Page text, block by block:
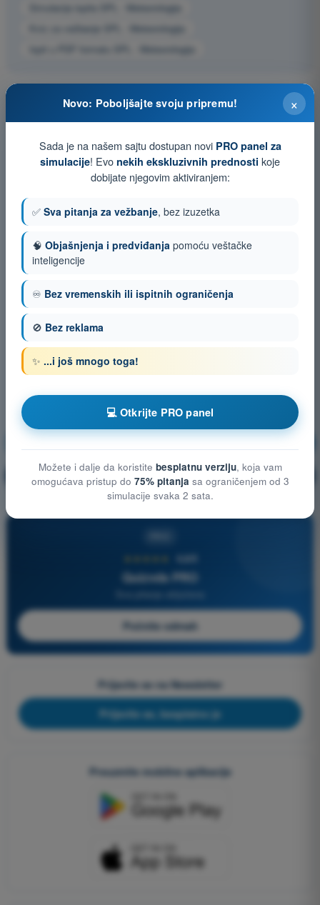
Simulacija ispita SPL - Meteorologija
Kviz za vežbanje SPL - Meteorologija
Ispit u PDF formatu SPL - Meteorologija
🔒 PRO Objašnjenje pitanja
4,6/5
Quizvds PRO
Počnite odmah
Prijavite se na Newsletter
Prijavite se, besplatno je
Preuzmite mobilne aplikacije
×
Novo: Poboljšajte svoju pripremu!
Sada je na našem sajtu dostupan novi PRO panel za
simulacije! Evo nekih ekskluzivnih prednosti koje
dobijate njegovim aktiviranjem:
✅ Sva pitanja za vežbanje, bez izuzetka
🧠 Objašnjenja i predviđanja pomoću veštačke
inteligencije
♾️ Bez vremenskih ili ispitnih ograničenja
🚫 Bez reklama
✨ ...i još mnogo toga!
💻 Otkrijte PRO panel
Možete i dalje da koristite besplatnu verziju, koja vam
omogućava pristup do 75% pitanja sa ograničenjem od 3
simulacije svaka 2 sata.